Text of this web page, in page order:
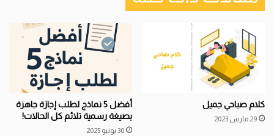
كلام صباحي جميل
29 مارس 2023
أفضل 5 نماذج لطلب إجازة جاهزة
بصيغة رسمية تلائم كل الحالات!
30 يونيو 2025